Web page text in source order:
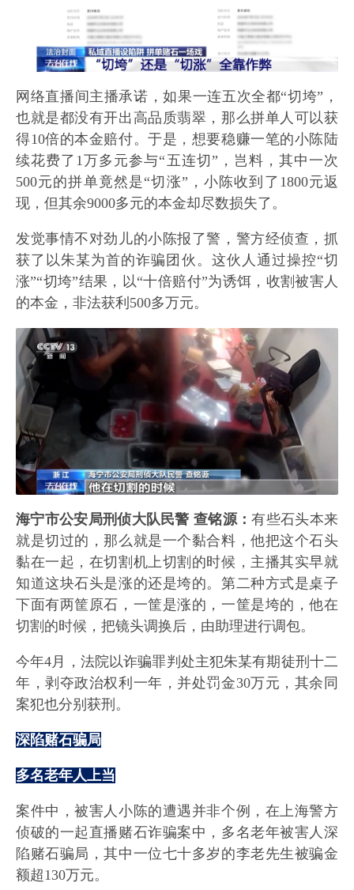
网络直播间主播承诺，如果一连五次全都“切垮”，
也就是都没有开出高品质翡翠，那么拼单人可以获
得10倍的本金赔付。于是，想要稳赚一笔的小陈陆
续花费了1万多元参与“五连切”，岂料，其中一次
500元的拼单竟然是“切涨”，小陈收到了1800元返
现，但其余9000多元的本金却尽数损失了。
发觉事情不对劲儿的小陈报了警，警方经侦查，抓
获了以朱某为首的诈骗团伙。这伙人通过操控“切
涨”“切垮”结果，以“十倍赔付”为诱饵，收割被害人
的本金，非法获利500多万元。
海宁市公安局刑侦大队民警 查铭源：有些石头本来
就是切过的，那么就是一个黏合料，他把这个石头
黏在一起，在切割机上切割的时候，主播其实早就
知道这块石头是涨的还是垮的。第二种方式是桌子
下面有两筐原石，一筐是涨的，一筐是垮的，他在
切割的时候，把镜头调换后，由助理进行调包。
今年4月，法院以诈骗罪判处主犯朱某有期徒刑十二
年，剥夺政治权利一年，并处罚金30万元，其余同
案犯也分别获刑。
深陷赌石骗局
多名老年人上当
案件中，被害人小陈的遭遇并非个例，在上海警方
侦破的一起直播赌石诈骗案中，多名老年被害人深
陷赌石骗局，其中一位七十多岁的李老先生被骗金
额超130万元。